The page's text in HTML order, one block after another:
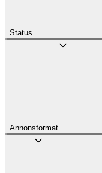
Status
Annons­format